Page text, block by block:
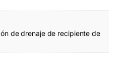
de drenaje de recipiente de